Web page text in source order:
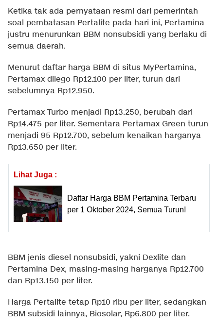
Ketika tak ada pernyataan resmi dari pemerintah
soal pembatasan Pertalite pada hari ini, Pertamina
justru menurunkan BBM nonsubsidi yang berlaku di
semua daerah.
Menurut daftar harga BBM di situs MyPertamina,
Pertamax dilego Rp12.100 per liter, turun dari
sebelumnya Rp12.950.
Pertamax Turbo menjadi Rp13.250, berubah dari
Rp14.475 per liter. Sementara Pertamax Green turun
menjadi 95 Rp12.700, sebelum kenaikan harganya
Rp13.650 per liter.
Lihat Juga :
Daftar Harga BBM Pertamina Terbaru
per 1 Oktober 2024, Semua Turun!
BBM jenis diesel nonsubsidi, yakni Dexlite dan
Pertamina Dex, masing-masing harganya Rp12.700
dan Rp13.150 per liter.
Harga Pertalite tetap Rp10 ribu per liter, sedangkan
BBM subsidi lainnya, Biosolar, Rp6.800 per liter.